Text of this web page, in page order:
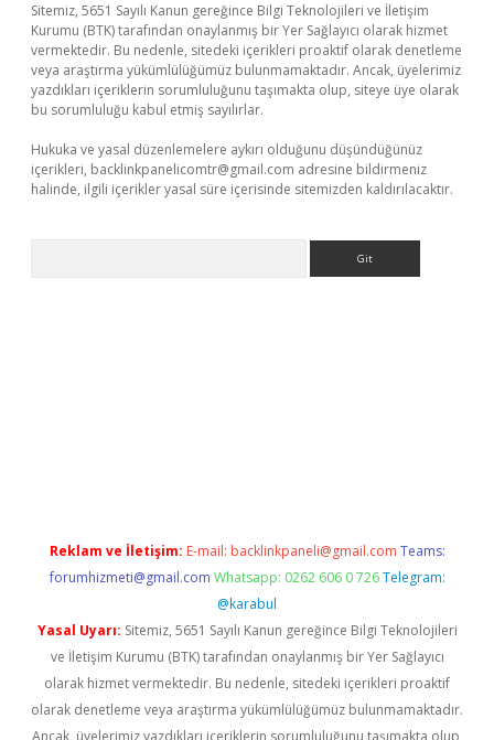
Sitemiz, 5651 Sayılı Kanun gereğince Bilgi Teknolojileri ve İletişim
Kurumu (BTK) tarafından onaylanmış bir Yer Sağlayıcı olarak hizmet
vermektedir. Bu nedenle, sitedeki içerikleri proaktif olarak denetleme
veya araştırma yükümlülüğümüz bulunmamaktadır. Ancak, üyelerimiz
yazdıkları içeriklerin sorumluluğunu taşımakta olup, siteye üye olarak
bu sorumluluğu kabul etmiş sayılırlar.
Hukuka ve yasal düzenlemelere aykırı olduğunu düşündüğünüz
içerikleri, backlinkpanelicomtr@gmail.com adresine bildirmeniz
halinde, ilgili içerikler yasal süre içerisinde sitemizden kaldırılacaktır.
Reklam ve İletişim: E-mail: backlinkpaneli@gmail.com Teams:
forumhizmeti@gmail.com Whatsapp: 0262 606 0 726 Telegram:
@karabul
Yasal Uyarı: Sitemiz, 5651 Sayılı Kanun gereğince Bilgi Teknolojileri
ve İletişim Kurumu (BTK) tarafından onaylanmış bir Yer Sağlayıcı
olarak hizmet vermektedir. Bu nedenle, sitedeki içerikleri proaktif
olarak denetleme veya araştırma yükümlülüğümüz bulunmamaktadır.
Ancak, üyelerimiz yazdıkları içeriklerin sorumluluğunu taşımakta olup,